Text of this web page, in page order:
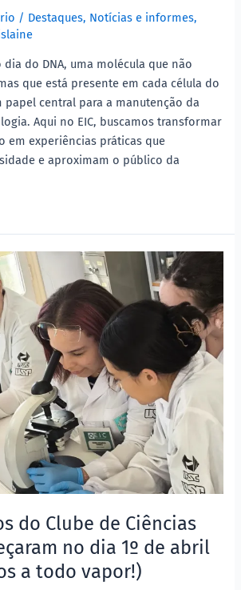
/ Destaques, Notícias e informes,
do DNA, uma molécula que não
que está presente em cada célula do
papel central para a manutenção da
Aqui no EIC, buscamos transformar
em experiências práticas que
e aproximam o público da
do Clube de Ciências
no dia 1º de abril
a todo vapor!)